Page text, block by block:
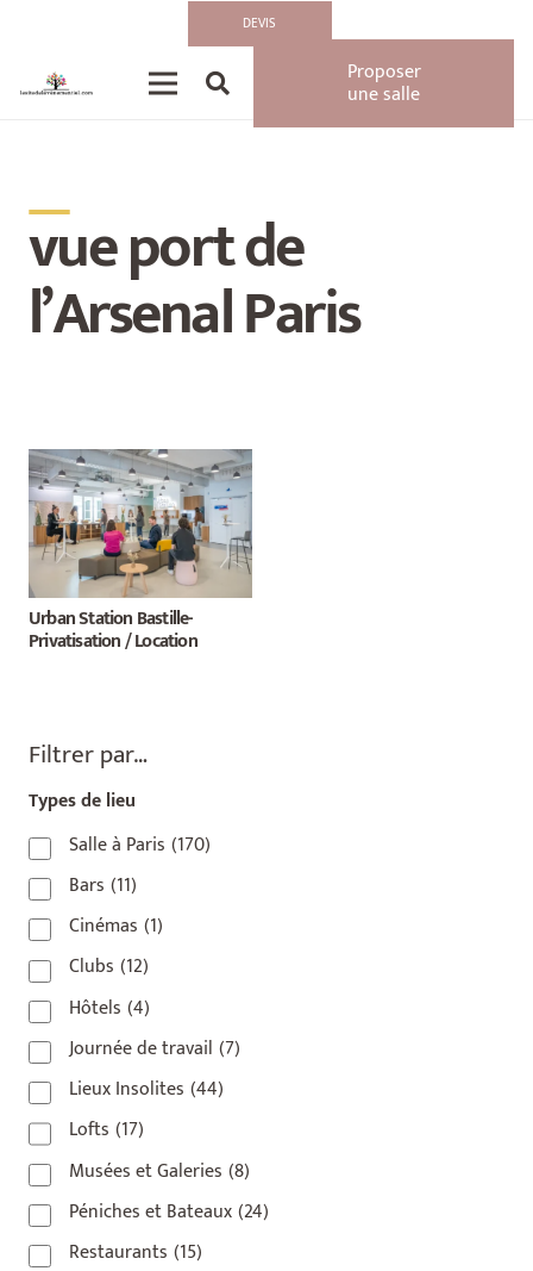
DEVIS
Proposer
une salle
__
vue port de
l’Arsenal Paris
Urban Station Bastille-
Privatisation / Location
Filtrer par…
Types de lieu
Salle à Paris (170)
Bars (11)
Cinémas (1)
Clubs (12)
Hôtels (4)
Journée de travail (7)
Lieux Insolites (44)
Lofts (17)
Musées et Galeries (8)
Péniches et Bateaux(24)
Restaurants (15)